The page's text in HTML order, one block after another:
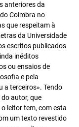
anteriores da
Coimbra no
que respeitam à
da Universidade
escritos publicados
inéditos
ou ensaios de
e pela
a terceiros». Tendo
autor, que
leitor tem, com esta
um texto revestido